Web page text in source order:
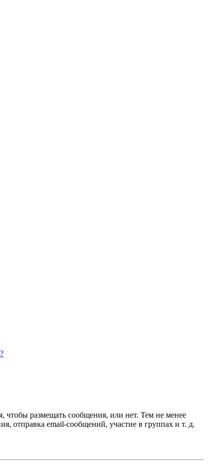
чтобы размещать сообщения, или нет. Тем не менее
отправка email-сообщений, участие в группах и т. д.